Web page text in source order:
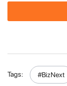
Tags: #BizNext